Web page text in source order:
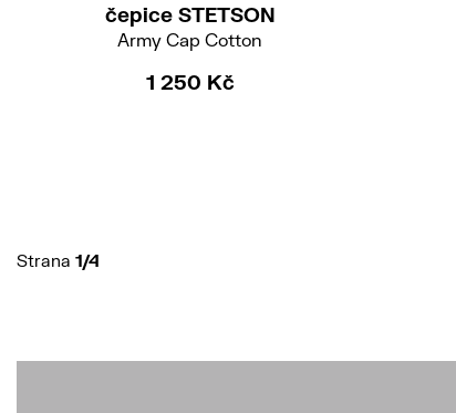
čepice STETSON
Army Cap Cotton
1 250 Kč
Strana 1/4